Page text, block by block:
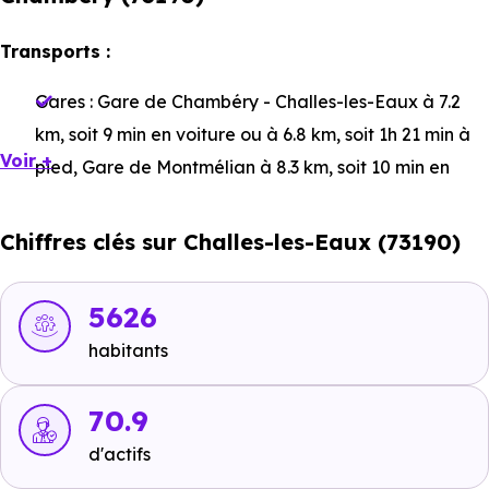
Transports :
Gares : Gare de Chambéry - Challes-les-Eaux à 7.2
km, soit 9 min en voiture ou à 6.8 km, soit 1h 21 min à
pied, Gare de Montmélian à 8.3 km, soit 10 min en
Pontcharra sur Brédaà 19.2 km, soit 16 min en voiture
Bus :
Ligne 14 - Ligne 3s : Framboisiers
min en voiture ou à 222 m, soit 3 min à pied
à 333 m, soit 1 min en voiture ou à
346 m, soit 4 min à pied
Tramway :non disponible
Voir +
Chiffres clés sur Challes-les-Eaux (73190)
5626
habitants
70.9
d'actifs